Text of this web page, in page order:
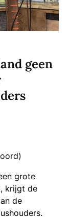
geen
grote
krijgt de
de